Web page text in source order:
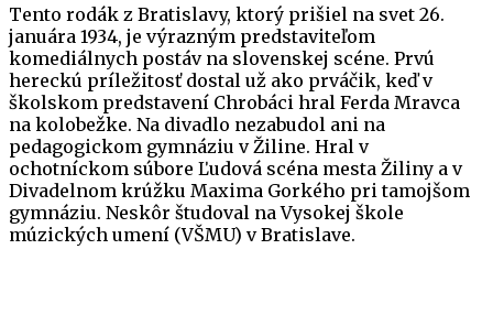
Tento rodák z Bratislavy, ktorý prišiel na svet 26.
januára 1934, je výrazným predstaviteľom
komediálnych postáv na slovenskej scéne. Prvú
hereckú príležitosť dostal už ako prváčik, keď v
školskom predstavení Chrobáci hral Ferda Mravca
na kolobežke. Na divadlo nezabudol ani na
pedagogickom gymnáziu v Žiline. Hral v
ochotníckom súbore Ľudová scéna mesta Žiliny a v
Divadelnom krúžku Maxima Gorkého pri tamojšom
gymnáziu. Neskôr študoval na Vysokej škole
múzických umení (VŠMU) v Bratislave.